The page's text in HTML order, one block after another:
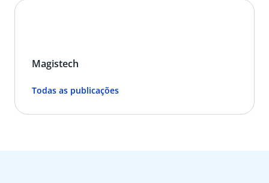
Magistech
Todas as publicações